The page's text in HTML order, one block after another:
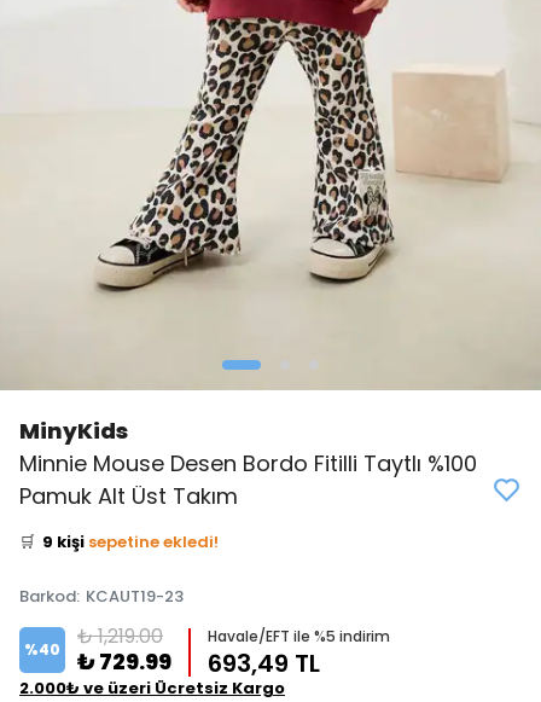
MinyKids
Minnie Mouse Desen Bordo Fitilli Taytlı %100
Pamuk Alt Üst Takım
👀 Şu an 4 kişi inceliyor!
🛒 9 kişi sepetine ekledi!
Barkod: KCAUT19-23
%40 ₺ 1,219.00
₺ 729.99
Havale/EFT ile %5 indirim
693,49 TL
2.000₺ ve üzeri Ücretsiz Kargo